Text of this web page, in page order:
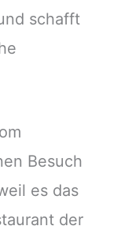
schafft
Besuch
es das
der